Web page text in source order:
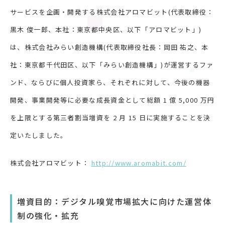
サービスを企画・開発する株式会社アロマビット(代表取締役：
黒木 俊一郎、本社：東京都中央区、以下「アロマビット」)
は、株式会社みらい創造機構(代表取締役社長：岡田 祐之、本
社：東京都千代田区、以下「みらい創造機構」)が運営するファ
ンド、ならびに個人投資家ら、それぞれに対して、今後の機器
開発、事業開発等に必要な成長資金として総額 1 億 5,000 万円
を上限とする第三者割当増資を 2 月 15 日に実施することを決
定いたしました。
株式会社アロマビット： http://www.aromabit.com/
増資目的：デジタル嗅覚市場拡大に向けた運営体
制の強化・拡充